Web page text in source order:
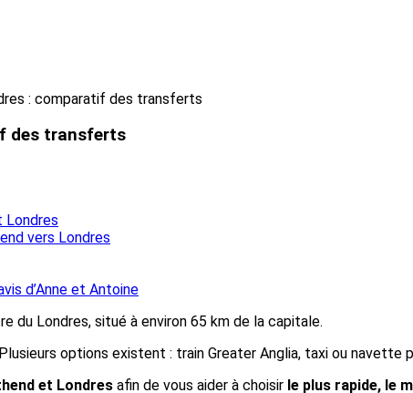
: comparatif des transferts
des transferts
Londres
vers Londres
d’Anne et Antoine
du Londres, situé à environ 65 km de la capitale.
Plusieurs options existent : train Greater Anglia, taxi ou navette
et Londres afin de vous aider à choisir le plus rapide, le